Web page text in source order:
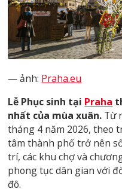
— ảnh: Praha.eu
Lễ Phục sinh tại Praha
nhất của mùa xuân. Từ
tháng 4 năm 2026, theo
tâm thành phố trở nên
trí, các khu chợ và
phong tục dân gian với
đô.